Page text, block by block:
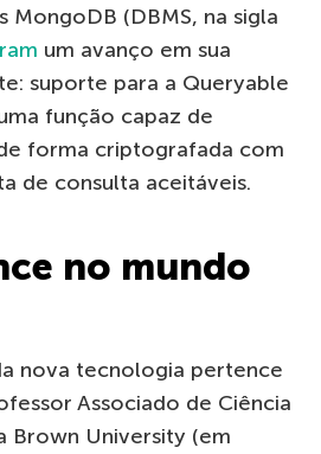
MongoDB (DBMS, na sigla
um avanço em sua
suporte para a Queryable
função capaz de
forma criptografada com
de consulta aceitáveis.
no mundo
nova tecnologia pertence
Associado de Ciência
Brown University (em